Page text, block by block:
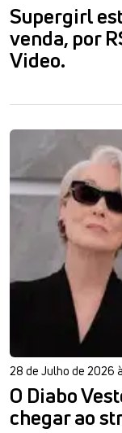
Supergirl
venda, por
Video.
28 de Julho de 2026
O Diabo
chegar ao